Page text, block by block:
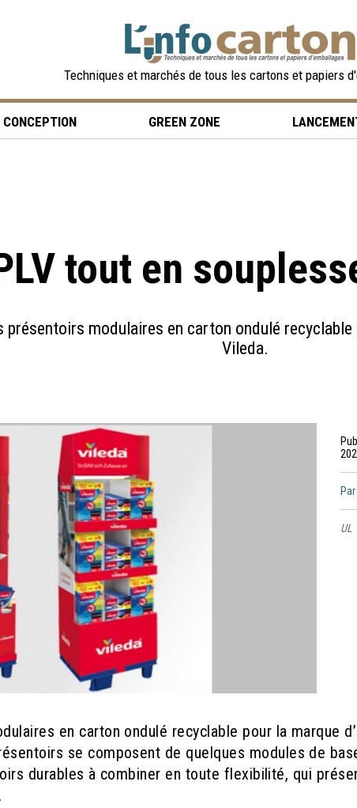
Techniques et marchés de tous les cartons et papiers
GREEN ZONE
tout en
présentoirs modulaires en carton ondulé
Vileda.
Par
UL
en carton ondulé recyclable pour la marque
se composent de quelques modules de
durables à combiner en toute flexibilité, qui